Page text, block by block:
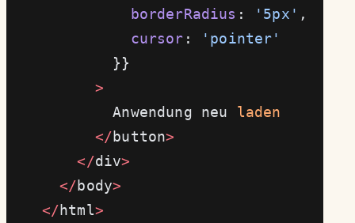
              borderRadius
: '5px' ,
              cursor
:
'pointer'
            }}
          >
            Anwendung neu
laden
          </
button>
        </
div>
      </
body>
    </
html>